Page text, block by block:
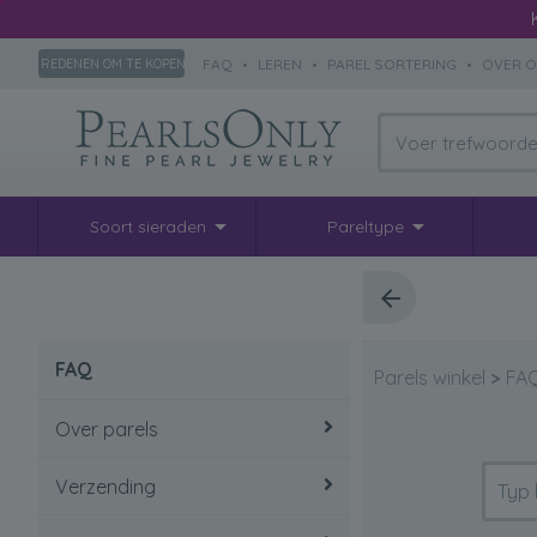
REDENEN OM TE KOPEN FAQ • LEREN • PAREL SORTERING • OVER
Soort sieraden Pareltype
FAQ
Over parels
Hoe je parels moet
Verzending
Parels winkel >